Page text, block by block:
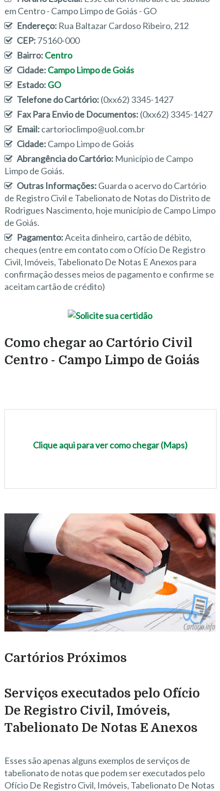
em Centro - Campo Limpo de Goiás - GO
Endereço: Rua Baltazar Cardoso Ribeiro, 212
CEP: 75160-000
Bairro: Centro
Cidade: Campo Limpo de Goiás
Estado: GO
Telefone do Cartório: (0xx62) 3345-1427
Fax Para Envio de Documentos: (0xx62) 3345-1427
Email: cartorioclimpo@uol.com.br
Cidade: Campo Limpo de Goiás
Abrangência do Cartório: Município de Campo
Limpo de Goiás.
Outras Informações: Guarda o acervo do Cartório
de Registro Civil e Tabelionato de Notas do Distrito de
Rodrigues Nascimento, hoje município de Campo Limpo
de Goiás.
Pagamento:Aceita dinheiro, cartão de débito,
cheques (entre em contato com o Ofício De Registro
Civil, Imóveis, Tabelionato De Notas E Anexos para
confirmação desses meios de pagamento e confirme se
aceitam cartão de crédito)
Como chegar ao Cartório Civil
Centro - Campo Limpo de Goiás
Clique aqui para ver como chegar (Maps)
Cartórios Próximos
Serviços executados pelo Ofício
De Registro Civil, Imóveis,
Tabelionato De Notas E Anexos
Esses são apenas alguns exemplos de serviços de
tabelionato de notas que podem ser executados pelo
Ofício De Registro Civil, Imóveis, Tabelionato De Notas